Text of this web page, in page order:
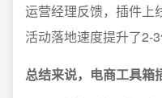
运营经理反馈，插件上
活动落地速度提升了2-3
总结来说，电商工具箱